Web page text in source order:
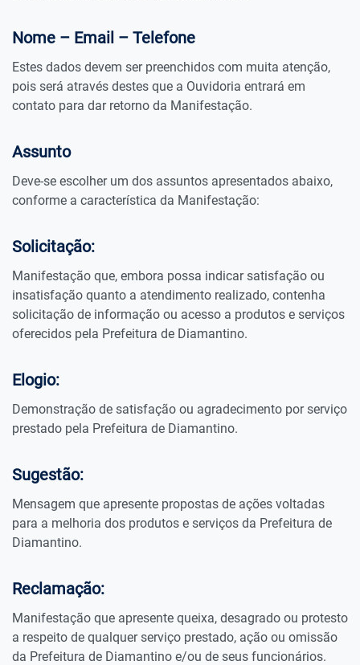
Nome – Email – Telefone
Estes dados devem ser preenchidos com muita atenção,
pois será através destes que a Ouvidoria entrará em
contato para dar retorno da Manifestação.
Assunto
Deve-se escolher um dos assuntos apresentados abaixo,
conforme a característica da Manifestação:
Solicitação:
Manifestação que, embora possa indicar satisfação ou
insatisfação quanto a atendimento realizado, contenha
solicitação de informação ou acesso a produtos e serviços
oferecidos pela Prefeitura de Diamantino.
Elogio:
Demonstração de satisfação ou agradecimento por serviço
prestado pela Prefeitura de Diamantino.
Sugestão:
Mensagem que apresente propostas de ações voltadas
para a melhoria dos produtos e serviços da Prefeitura de
Diamantino.
Reclamação:
Manifestação que apresente queixa, desagrado ou protesto
a respeito de qualquer serviço prestado, ação ou omissão
da Prefeitura de Diamantino e/ou de seus funcionários.